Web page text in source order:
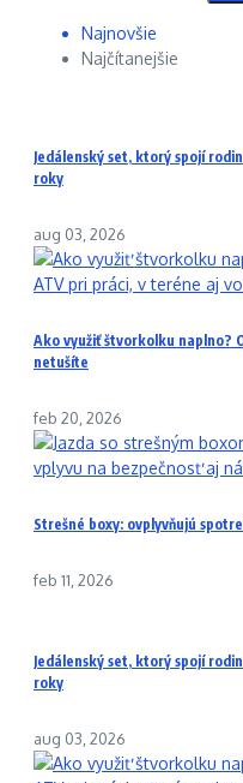
Najnovšie
Najčítanejšie
Jedálenský set, ktorý spojí
roky
aug 03, 2026
Ako využiť štvorkolku naplno?
netušíte
feb 20, 2026
Strešné boxy: ovplyvňujú
feb 11, 2026
Jedálenský set, ktorý spojí
roky
aug 03, 2026